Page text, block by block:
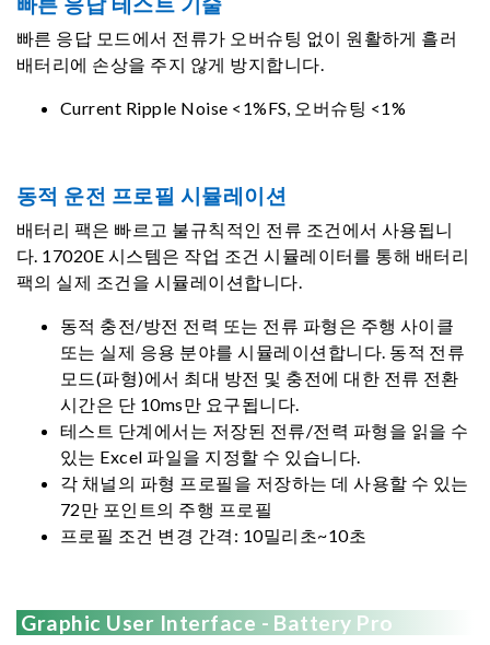
빠른 응답 모드에서 전류가 오버슈팅 없이 원활하게 흘러
배터리에 손상을 주지 않게 방지합니다.
Current Ripple Noise <1%FS, 오버슈팅 <1%
동적 운전 프로필 시뮬레이션
배터리 팩은 빠르고 불규칙적인 전류 조건에서 사용됩니
다. 17020E 시스템은 작업 조건 시뮬레이터를 통해 배터리
팩의 실제 조건을 시뮬레이션합니다.
동적 충전/방전 전력 또는 전류 파형은 주행 사이클
또는 실제 응용 분야를 시뮬레이션합니다. 동적 전류
모드(파형)에서 최대 방전 및 충전에 대한 전류 전환
시간은 단 10ms만 요구됩니다.
테스트 단계에서는 저장된 전류/전력 파형을 읽을 수
있는 Excel 파일을 지정할 수 있습니다.
각 채널의 파형 프로필을 저장하는 데 사용할 수 있는
72만 포인트의 주행 프로필
프로필 조건 변경 간격: 10밀리초~10초
Graphic User Interface - Battery Pro